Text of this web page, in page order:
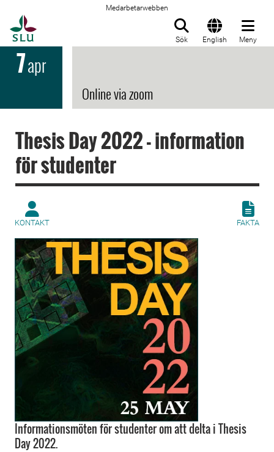
Medarbetarwebben
Sök English Meny
7apr
Online via zoom
Thesis Day 2022 - information
för studenter
KONTAKT FAKTA
Informationsmöten för studenter om att delta i Thesis
Day 2022.